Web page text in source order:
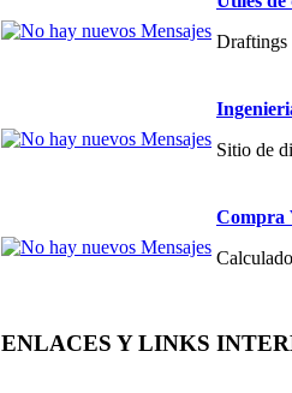
Draftings
Sitio de
Compra
ENLACES Y LINKS